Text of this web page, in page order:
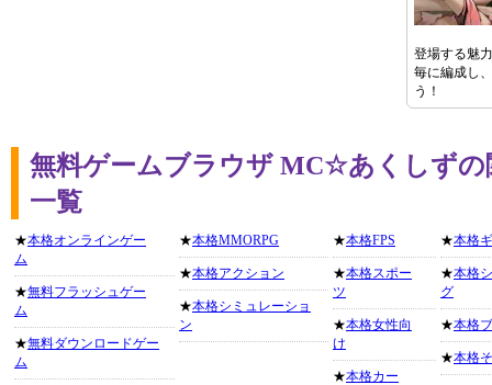
登場する魅
毎に編成し
う！
無料ゲームブラウザ MC☆あくしず
一覧
★本格オンラインゲー
ム
★無料フラッシュゲー
ム
★無料ダウンロードゲー
ム
★本格MMORPG
★本格アクション
★本格シミュレーショ
ン
★本格FPS
★本格スポー
ツ
★本格女性向
け
★本格カー
★本格
★本格
グ
★本格
★本格